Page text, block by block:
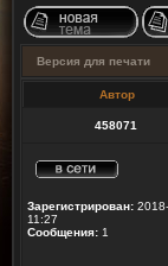
Версия для печати
Автор
458071
Зарегистрирован:
11:27
Сообщения: 1